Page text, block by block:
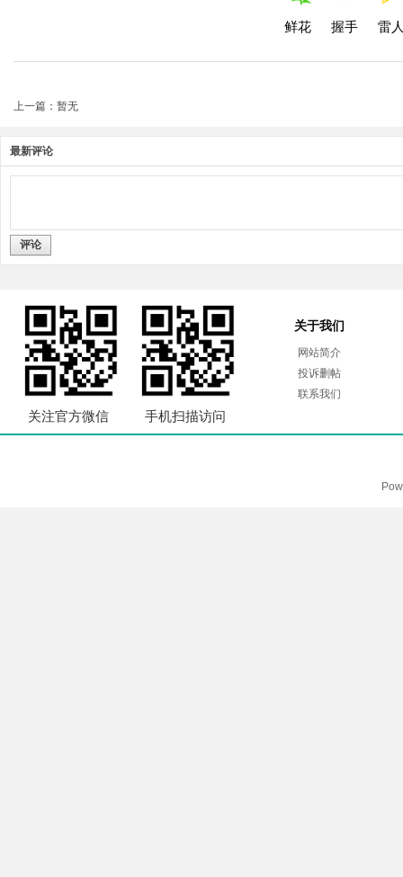
鲜花 握手 雷
上一篇：暂无
最新评论
评论
关注官方微信 手机扫描访问
关于我们
网站简介
投诉删帖
联系我们